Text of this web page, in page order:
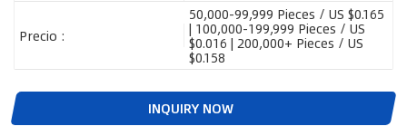
Precio :
50,000-99,999 Pieces / US $0.165
| 100,000-199,999 Pieces / US
$0.016 | 200,000+ Pieces / US
$0.158
INQUIRY NOW